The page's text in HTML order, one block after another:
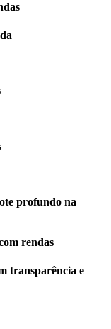
profundo na
rendas
transparência e